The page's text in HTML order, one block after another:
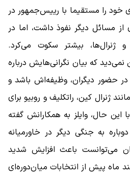
خود را مستقیما با رییس‌جمهور در
از مسائل دیگر نفوذ داشت، اما در
ژنرال‌ها، بیشتر سکوت می‌کرد.
که بیان نگرانی‌هایش درباره
حضور دیگران، وظیفه‌اش باشد و
ژنرال کین، راتکلیف و روبیو برای
حال، وایلز به همکارانش گفته
به جنگی دیگر در خاورمیانه
می‌توانست باعث افزایش شدید
ماه پیش از انتخابات میان‌دوره‌ای